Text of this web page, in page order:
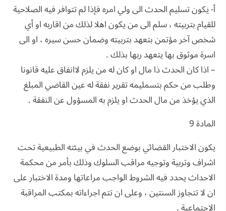
أ- يكون تسليم الحدث الى ولي امره فإذا لم تتوافر فيه الصلاحية
للقيام بتربيته ، سلم الى من يكون اهلا لذلك من اقاربه او أي
شخص آخر مؤتمن بتعهد بتربيته وضمان حسن سيره ، او الى
اسرة موثوق بها يتعهد ربها بذلك .
– اذا كان الحدث ذا مال او كان له من يلزم لاانفاق عليه قانونا
وطلب من حكم بتسمليمه تقرير نفقة له عين القاضي المبلغ
الذي يؤخذ من مال الحدث او يلزم به المسؤول عن النفقة .
المادة 9
يكون الاختبار القضائي بوضع الحدث في بيئته الطبيعية تحت
اشراف وتربية وتوجيه مراقب السلوك وذلك بأمر من محكمة
الاحداث يحدد فيه الشروط الواجب مراعاتها ومدة الاختبار على
ان لا تتجاوز السنتين ، وعلى ان تتم اجراءاته بمكتب المراقبة